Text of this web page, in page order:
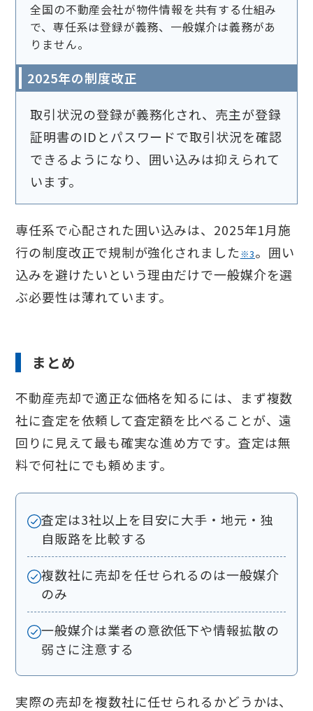
全国の不動産会社が物件情報を共有する仕組み
で、専任系は登録が義務、一般媒介は義務があ
りません。
2025年の制度改正
取引状況の登録が義務化され、売主が登録
証明書のIDとパスワードで取引状況を確認
できるようになり、囲い込みは抑えられて
います。
専任系で心配された囲い込みは、2025年1月施
行の制度改正で規制が強化されました※3。囲い
込みを避けたいという理由だけで一般媒介を選
ぶ必要性は薄れています。
まとめ
不動産売却で適正な価格を知るには、まず複数
社に査定を依頼して査定額を比べることが、遠
回りに見えて最も確実な進め方です。査定は無
料で何社にでも頼めます。
査定は3社以上を目安に大手・地元・独
自販路を比較する
複数社に売却を任せられるのは一般媒介
のみ
一般媒介は業者の意欲低下や情報拡散の
弱さに注意する
実際の売却を複数社に任せられるかどうかは、